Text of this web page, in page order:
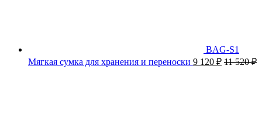
BAG-S1
Мягкая сумка для хранения и переноски 9 120 ₽ 11 520₽